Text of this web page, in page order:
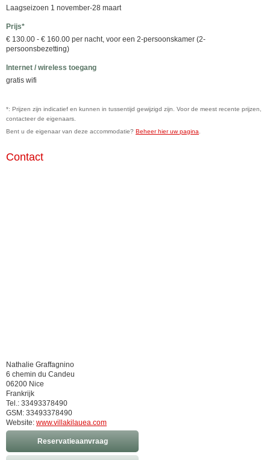
Laagseizoen 1 november-28 maart
Prijs*
€ 130.00 - € 160.00 per nacht, voor een 2-persoonskamer (2-
persoonsbezetting)
Internet / wireless toegang
gratis wifi
*: Prijzen zijn indicatief en kunnen in tussentijd gewijzigd zijn. Voor de meest recente prijzen,
contacteer de eigenaars.
Bent u de eigenaar van deze accommodatie? Beheer hier uw pagina
Contact
Nathalie Graffagnino
6 chemin du Candeu
06200 Nice
Frankrijk
Tel.: 33493378490
GSM: 33493378490
Website: www.villakilauea.com
Reservatieaanvraag